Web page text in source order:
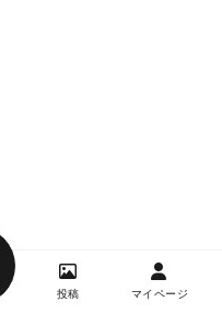
投稿 マイページ